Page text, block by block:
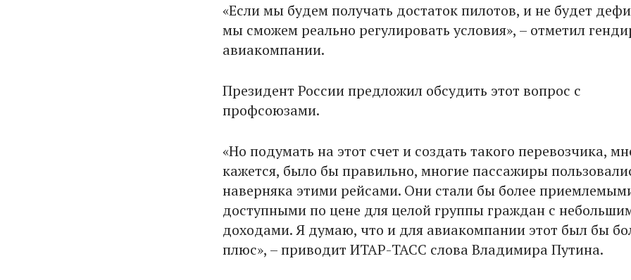
«Если мы будем получать достаток пилотов, и не будет
мы сможем реально регулировать условия», – отметил
авиакомпании.
Президент России предложил обсудить этот вопрос с
профсоюзами.
«Но подумать на этот счет и создать такого перевозчика,
кажется, было бы правильно, многие пассажиры
наверняка этими рейсами. Они стали бы более
доступными по цене для целой группы граждан с
доходами. Я думаю, что и для авиакомпании этот был бы
плюс», – приводит ИТАР-ТАСС слова Владимира Путина.